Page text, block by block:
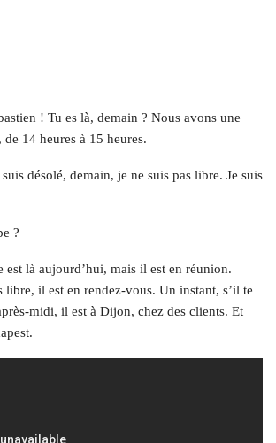
! Tu es là, demain ? Nous avons une
14 heures à 15 heures.
désolé, demain, je ne suis pas libre. Je suis
?
est là aujourd’hui, mais il est en réunion.
libre, il est en rendez-vous. Un instant, s’il te
midi, il est à Dijon, chez des clients. Et